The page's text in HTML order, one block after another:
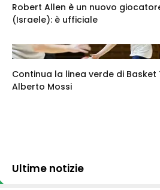
Robert Allen è un nuovo
(Israele): è ufficiale
Continua la linea verde di
Alberto Mossi
Ultime notizie